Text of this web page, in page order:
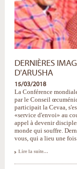
DERNIÈRES
D'ARUSHA
15/03/2018
La Conférence
par le Conseil
participait la Cevaa,
«service d'envoi» au
appel à devenir
monde qui souffre.
vous, qui a lieu une fois
Dernières
Lire la suite…